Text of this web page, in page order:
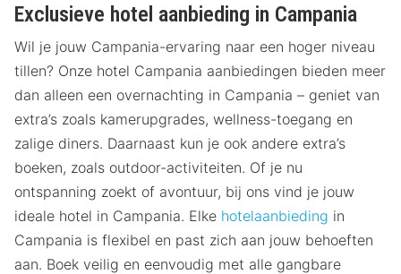
Exclusieve hotel aanbieding in Campania
Wil je jouw Campania-ervaring naar een hoger niveau
tillen? Onze hotel Campania aanbiedingen bieden meer
dan alleen een overnachting in Campania – geniet van
extra’s zoals kamerupgrades, wellness-toegang en
zalige diners. Daarnaast kun je ook andere extra’s
boeken, zoals outdoor-activiteiten. Of je nu
ontspanning zoekt of avontuur, bij ons vind je jouw
ideale hotel in Campania. Elke hotelaanbieding in
Campania is flexibel en past zich aan jouw behoeften
aan. Boek veilig en eenvoudig met alle gangbare